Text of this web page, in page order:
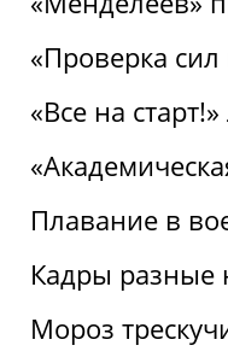
«Проверка
«Все на
Плавание в
Кадры
Мороз